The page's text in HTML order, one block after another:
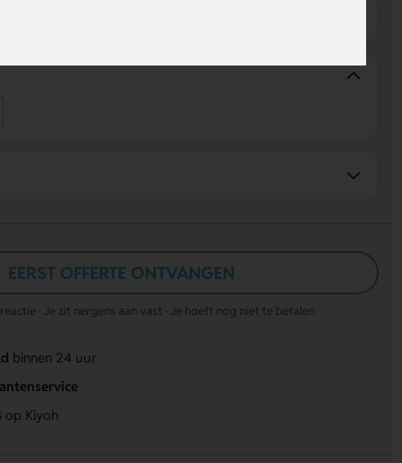
EERST OFFERTE ONTVANGEN
· Je zit nergens aan vast · Je hoeft nog niet te betalen
binnen 24 uur
op Kiyoh